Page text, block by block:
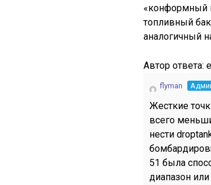
«конформный
топливный
аналогичный
Автор ответа:
flyman
Жесткие
всего
нести
51 была
диапазон